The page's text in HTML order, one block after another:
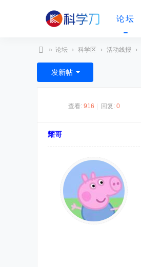
论坛
科
学
» 论坛 › 科学区 › 活动线报 ›
发新帖
查看: 916 回复: 0
耀哥